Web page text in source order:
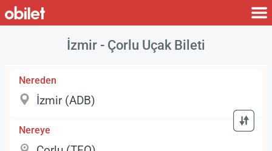
İzmir - Çorlu Uçak Bileti
Nereden
Nereye